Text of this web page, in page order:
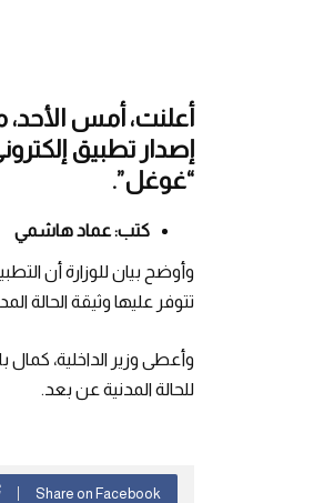
أعلنت، أمس الأحد،
“غوغل”.
كتب: عماد هاشمي
تتوفر عليها وثيقة الحالة
وأعطى وزير الداخلية،
للحالة المدنية عن بعد.
Share on Facebook